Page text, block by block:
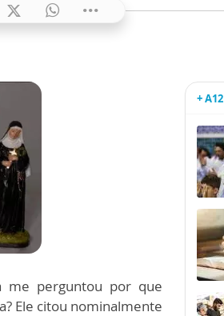
me perguntou por que
Ele citou nominalmente
+ A12